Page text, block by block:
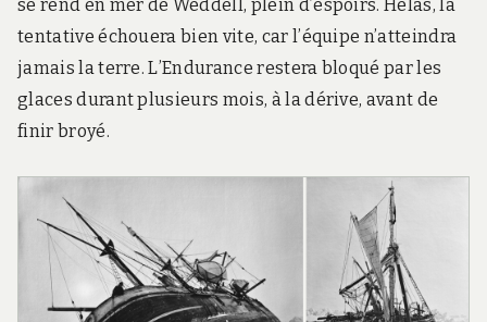
se rend en mer de Weddell, plein d’espoirs. Hélas, la
tentative échouera bien vite, car l’équipe n’atteindra
jamais la terre. L’Endurance restera bloqué par les
glaces durant plusieurs mois, à la dérive, avant de
finir broyé.